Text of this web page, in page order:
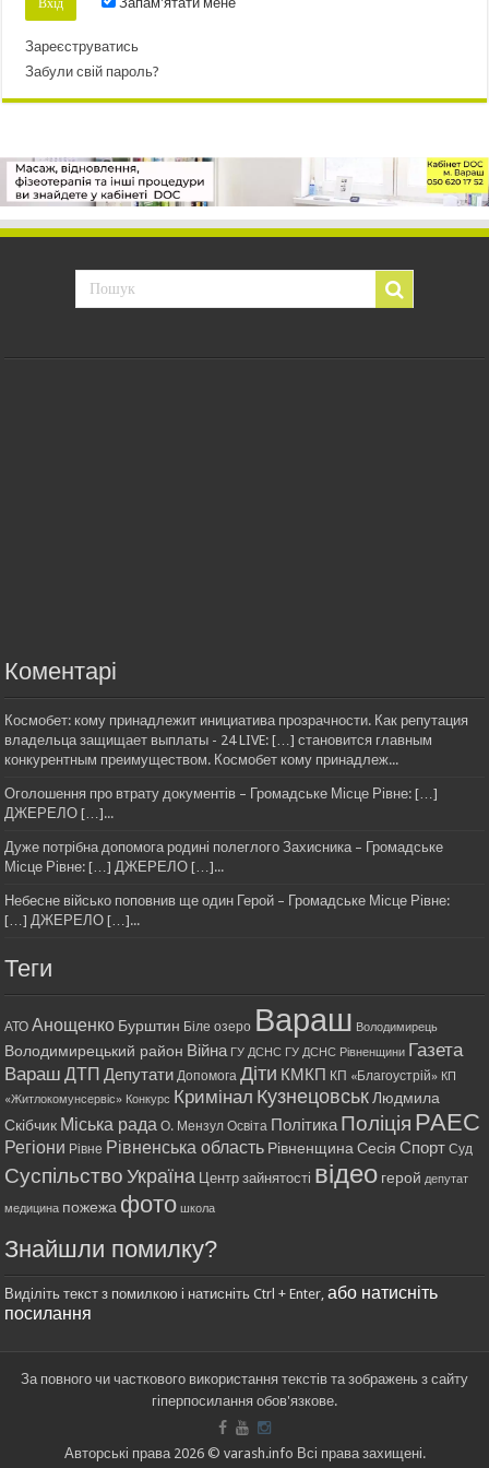
Зареєструватись
Забули свій пароль?
Коментарі
Космобет: кому принадлежит инициатива прозрачности. Как репутация
владельца защищает выплаты - 24 LIVE: […] становится главным
конкурентным преимуществом. Космобет кому принадлеж...
Оголошення про втрату документів – Громадське Місце Рівне: […]
ДЖЕРЕЛО […]...
Дуже потрібна допомога родині полеглого Захисника – Громадське
Місце Рівне: […] ДЖЕРЕЛО […]...
Небесне військо поповнив ще один Герой – Громадське Місце Рівне:
[…] ДЖЕРЕЛО […]...
Теги
АТО Анощенко Бурштин Біле озеро Вараш Володимирець
Володимирецький район Війна ГУ ДСНС ГУ ДСНС Рівненщини Газета
Вараш ДТП Депутати Допомога Діти КМКП КП «Благоустрій» КП
«Житлокомунсервіс» Конкурс Кримінал Кузнецовськ Людмила
Скібчик Міська рада О. Мензул Освіта ПолітикаПоліція РАЕС
Регіони Рівне Рівненська область Рівненщина Сесія Спорт Суд
Суспільство Україна Центр зайнятості відео герой депутат
медицина пожежа фото школа
Знайшли помилку?
Виділіть текст з помилкою і натисніть Ctrl + Enter,або натисніть
посилання
За повного чи часткового використання текстів та зображень з сайту
гіперпосилання обов'язкове.
Авторські права 2026 © varash.info Всі права захищені.